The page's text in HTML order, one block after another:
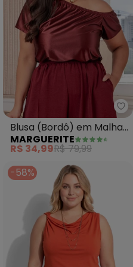
- Blusa (Verde) em
Blusa (Bordô) em Malha
Acetinada
MARGUERITE
R$ 34,99R$ 79,99
-58%